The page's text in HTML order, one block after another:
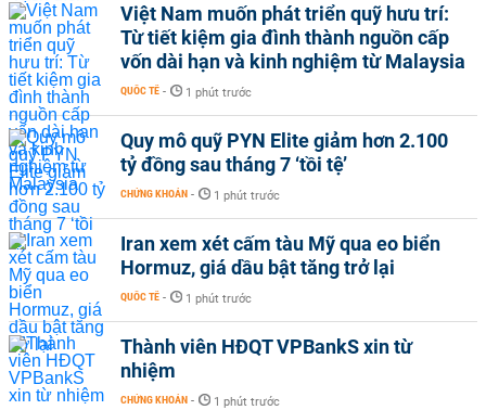
Việt Nam muốn phát triển quỹ hưu trí:
Từ tiết kiệm gia đình thành nguồn cấp
vốn dài hạn và kinh nghiệm từ Malaysia
QUỐC TẾ - 1 phút trước
Quy mô quỹ PYN Elite giảm hơn 2.100
tỷ đồng sau tháng 7 ‘tồi tệ’
CHỨNG KHOÁN - 1 phút trước
Iran xem xét cấm tàu Mỹ qua eo biển
Hormuz, giá dầu bật tăng trở lại
QUỐC TẾ - 1 phút trước
Thành viên HĐQT VPBankS xin từ
nhiệm
CHỨNG KHOÁN - 1 phút trước